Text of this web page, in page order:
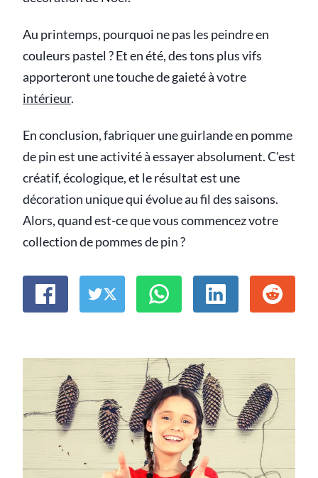
Au printemps, pourquoi ne pas les peindre en
couleurs pastel ? Et en été, des tons plus vifs
apporteront une touche de gaieté à votre
intérieur.
En conclusion, fabriquer une guirlande en pomme
de pin est une activité à essayer absolument. C'est
créatif, écologique, et le résultat est une
décoration unique qui évolue au fil des saisons.
Alors, quand est-ce que vous commencez votre
collection de pommes de pin ?